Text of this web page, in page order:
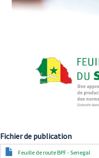
Fichier de publication
DocumentFeuille de route BPF - Senegal